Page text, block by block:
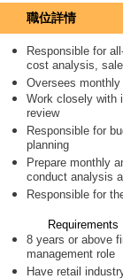
職位詳情
Responsible for
cost analysis,
Oversees
Work closely with
review
Responsible for
planning
Prepare monthly
conduct analysis
Responsible for
Requirements
8 years or above
management role
Have retail